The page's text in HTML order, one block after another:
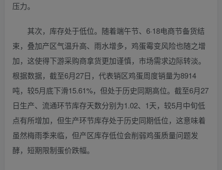
压力。
其次，库存处于低位。随着端午节、6·18电商节备货结
束，叠加产区气温升高、雨水增多，鸡蛋霉变风险也随之增
加，这使得下游采购商拿货更加谨慎，市场需求边际转淡。
根据数据，截至6月27日，代表销区鸡蛋周度销量为8914
吨，较5月底下滑15.61%，但处于历史同期高位。截至6月27
日生产、流通环节库存天数分别为1.02、1天，较5月中旬低
点有所增加，但生产环节库存处于历史同期低位，这意味着
虽然梅雨季来临，但产区库存低位会削弱鸡蛋质量问题发
酵，短期限制蛋价跌幅。